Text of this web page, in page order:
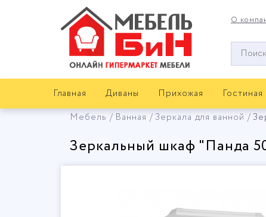
О
Окно
поиска
Главная Диваны Прихожая Гостиная
Мебель
Ванная Зеркала для ванной
Зеркальный шкаф "Панда